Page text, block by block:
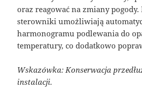
oraz reagować na zmiany pogody.
sterowniki umożliwiają
harmonogramu podlewania do
temperatury, co dodatkowo
Wskazówka: Konserwacja
instalacji.